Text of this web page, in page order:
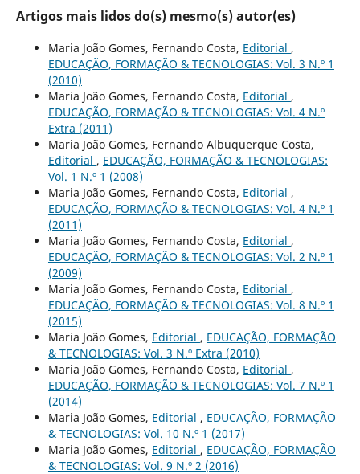
Artigos mais lidos do(s) mesmo(s) autor(es)
Maria João Gomes, Fernando Costa, Editorial ,
EDUCAÇÃO, FORMAÇÃO & TECNOLOGIAS: Vol. 3 N.º 1
(2010)
Maria João Gomes, Fernando Costa, Editorial ,
EDUCAÇÃO, FORMAÇÃO & TECNOLOGIAS: Vol. 4 N.º
Extra (2011)
Maria João Gomes, Fernando Albuquerque Costa,
Editorial , EDUCAÇÃO, FORMAÇÃO & TECNOLOGIAS:
Vol. 1 N.º 1 (2008)
Maria João Gomes, Fernando Costa, Editorial ,
EDUCAÇÃO, FORMAÇÃO & TECNOLOGIAS: Vol. 4 N.º 1
(2011)
Maria João Gomes, Fernando Costa, Editorial ,
EDUCAÇÃO, FORMAÇÃO & TECNOLOGIAS: Vol. 2 N.º 1
(2009)
Maria João Gomes, Fernando Costa, Editorial ,
EDUCAÇÃO, FORMAÇÃO & TECNOLOGIAS: Vol. 8 N.º 1
(2015)
Maria João Gomes, Editorial , EDUCAÇÃO, FORMAÇÃO
& TECNOLOGIAS: Vol. 3 N.º Extra (2010)
Maria João Gomes, Fernando Costa, Editorial ,
EDUCAÇÃO, FORMAÇÃO & TECNOLOGIAS: Vol. 7 N.º 1
(2014)
Maria João Gomes, Editorial , EDUCAÇÃO, FORMAÇÃO
& TECNOLOGIAS: Vol. 10 N.º 1 (2017)
Maria João Gomes, Editorial , EDUCAÇÃO, FORMAÇÃO
& TECNOLOGIAS: Vol. 9 N.º 2 (2016)